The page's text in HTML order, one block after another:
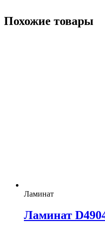
Похожие товары
Ламинат
Ламинат